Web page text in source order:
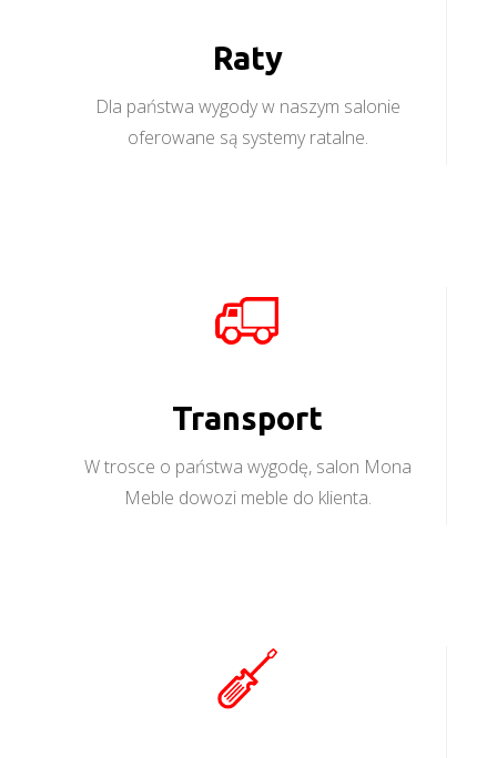
Raty
Dla państwa wygody w naszym salonie
oferowane są systemy ratalne.
Transport
W trosce o państwa wygodę, salon Mona
Meble dowozi meble do klienta.